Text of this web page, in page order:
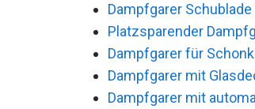
Dampfgarer
Platzsparender
Dampfgarer für
Dampfgarer mit
Dampfgarer mit